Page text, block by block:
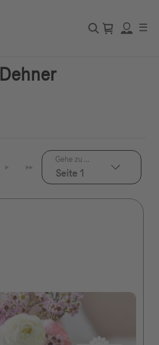
☰
Dehner
Seite 1
Gehe zu ...